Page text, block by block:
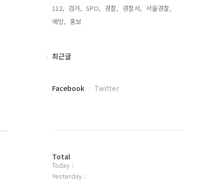
112, 검거, SPO, 경찰, 경찰서, 서울경찰,
예방, 홍보,
최
최근글
페
플
러
그
Facebook Twitter
방
문
자
Total
Today :
Yesterday :